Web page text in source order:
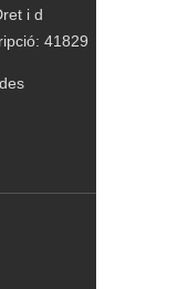
i d
41829